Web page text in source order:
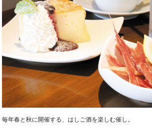
毎年春と秋に開催する、はしご酒を楽しむ催し。